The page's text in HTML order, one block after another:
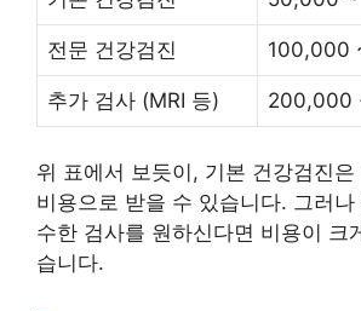
전문 건강검진 100,000
추가 검사 (MRI 등) 200,000
위 표에서 보듯이, 기본 건강검진
비용으로 받을 수 있습니다. 그러
수한 검사를 원하신다면 비용이 크
습니다.